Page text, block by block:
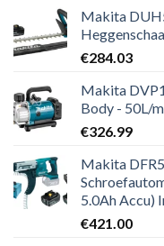
Makita
€284.03
Makita
Body - 50L/
€326.99
Makita
5.0Ah Accu)
€421.00